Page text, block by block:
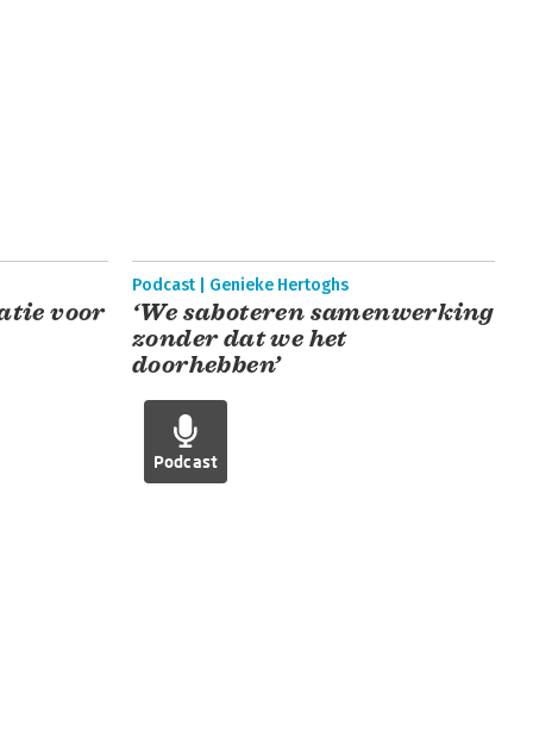
voor
Podcast | Genieke Hertoghs
‘We saboteren samenwerking
zonder dat we het
doorhebben’
Podcast